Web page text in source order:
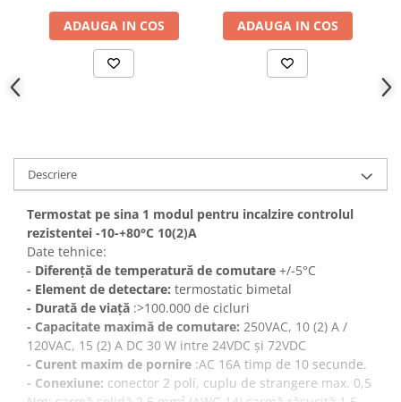
Canal cablu metalic din sarma
Tuburi rigide din plastic PVC
bergman
Prize si fise electrice
Fotovoltaice
Intrerupatoarea industriale
Sisteme de impamantare -
paratrasnet
ADAUGA IN COS ADAUGA IN COS
Descriere
Termostat pe sina 1 modul pentru incalzire controlul
rezistentei -10-+80°C 10(2)A
Date tehnice:
- Diferență de temperatură de comutare +/-5°C
- Element de detectare: termostatic bimetal
- Durată de viață :>100.000 de cicluri
- Capacitate maximă de comutare: 250VAC, 10 (2) A /
120VAC, 15 (2) A DC 30 W intre 24VDC și 72VDC
- Curent maxim de pornire :AC 16A timp de 10 secunde.
- Conexiune: conector 2 poli, cuplu de strangere max. 0,5